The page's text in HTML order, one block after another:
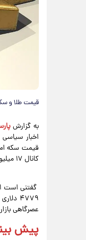
قیمت طلا و
به گزارش
اخبار
کانال ۱۷ میلیون تومانی معامله شد.
گفتنی است
عصرگاهی
پیش‌